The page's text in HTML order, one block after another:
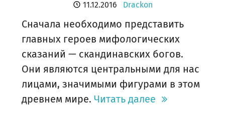
11.12.2016 Drackon
Сначала необходимо представить
главных героев мифологических
сказаний — скандинавских богов.
Они являются центральными для нас
лицами, значимыми фигурами в этом
древнем мире. Читать далее